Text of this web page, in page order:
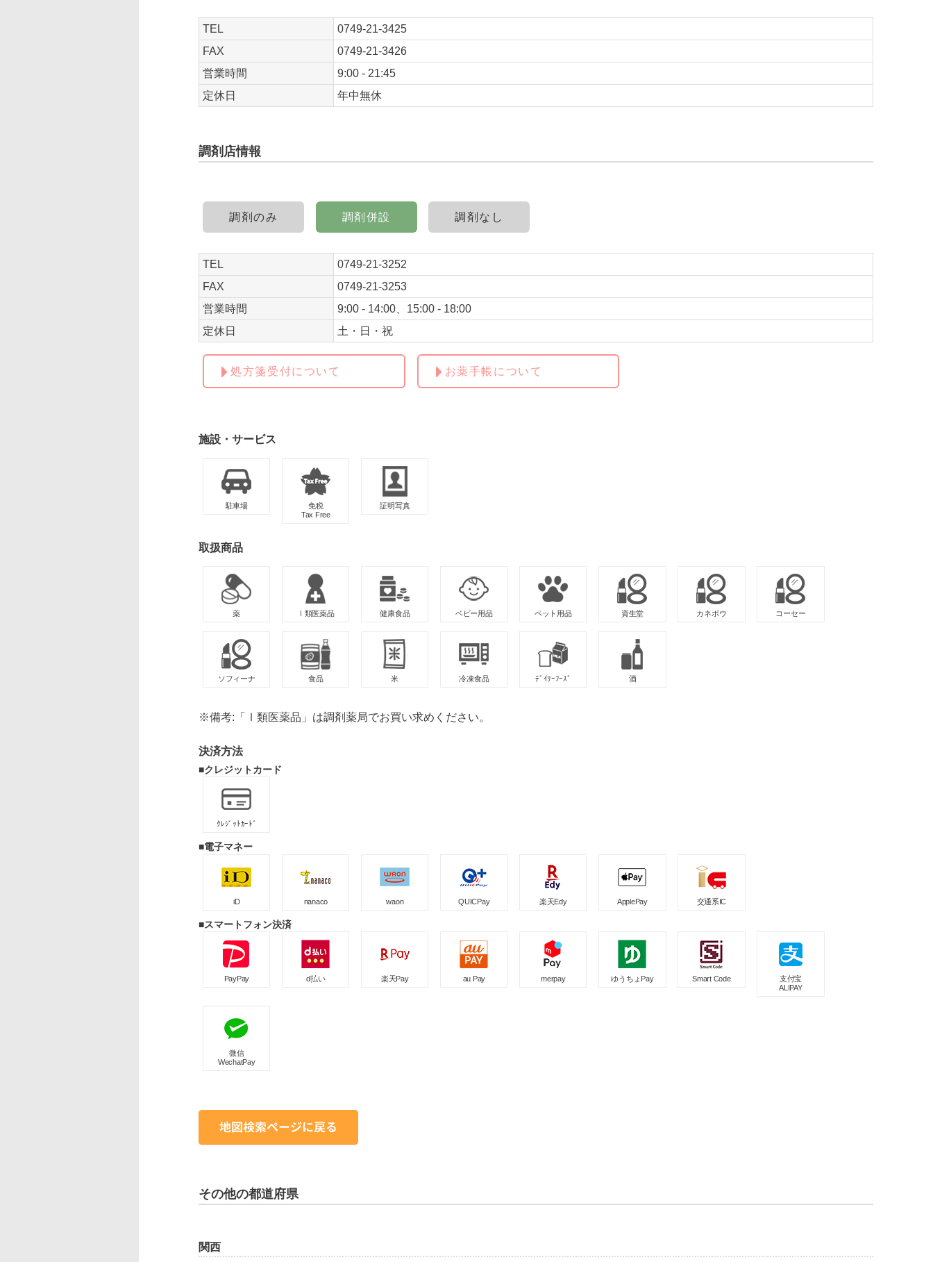
TEL
0749-21-3425
FAX
0749-21-3426
営業時間
9:00 - 21:45
定休日
年中無休
調剤店情報
調剤のみ 調剤併設 調剤なし
TEL
0749-21-3252
FAX
0749-21-3253
営業時間
9:00 - 14:00、15:00 - 18:00
定休日
土・日・祝
処方箋受付について お薬手帳について
施設・サービス
駐車場
免税
Tax Free
証明写真
取扱商品
薬 Ⅰ類医薬品 健康食品 ベビー用品 ペット用品 資生堂 カネボウ コーセー
ソフィーナ 食品 米 冷凍食品 ﾃﾞｲﾘｰﾌｰｽﾞ 酒
※備考:「Ⅰ類医薬品」は調剤薬局でお買い求めください。
決済方法
■クレジットカード
ｸﾚｼﾞｯﾄｶｰﾄﾞ
■電子マネー
iD nanaco waon QUICPay 楽天Edy ApplePay 交通系IC
■スマートフォン決済
PayPay d払い 楽天Pay au Pay merpay ゆうちょPay Smart Code
支付宝
ALIPAY
微信
WechatPay
その他の都道府県
関西